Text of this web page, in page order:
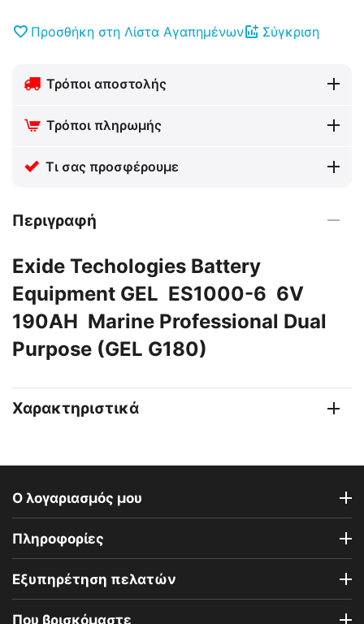
Προσθήκη στη Λίστα Αγαπημένων Σύγκριση
Τρόποι αποστολής
Τρόποι πληρωμής
Τι σας προσφέρουμε
Περιγραφή
Exide Techologies Battery
Equipment GEL ES1000-6 6V
190AH Marine Professional Dual
Purpose (GEL G180)
Χαρακτηριστικά
Ο λογαριασμός μου
Πληροφορίες
Εξυπηρέτηση πελατών
Που βρισκόμαστε